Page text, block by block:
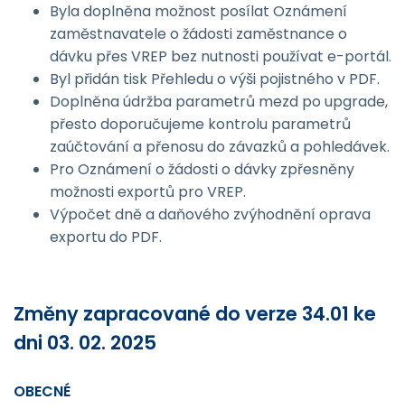
Byla doplněna možnost posílat Oznámení
zaměstnavatele o žádosti zaměstnance o
dávku přes VREP bez nutnosti používat e-portál.
Byl přidán tisk Přehledu o výši pojistného v PDF.
Doplněna údržba parametrů mezd po upgrade,
přesto doporučujeme kontrolu parametrů
zaúčtování a přenosu do závazků a pohledávek.
Pro Oznámení o žádosti o dávky zpřesněny
možnosti exportů pro VREP.
Výpočet dně a daňového zvýhodnění oprava
exportu do PDF.
Změny zapracované do verze 34.01 ke
dni 03. 02. 2025
OBECNÉ